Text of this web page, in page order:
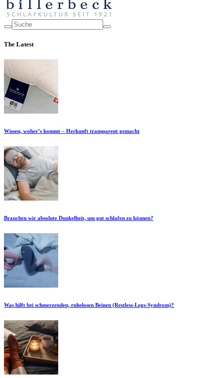
The Latest
Wissen, woher’s kommt – Herkunft transparent gemacht
Brauchen wir absolute Dunkelheit, um gut schlafen zu können?
Was hilft bei schmerzenden, ruhelosen Beinen (Restless-Legs-Syndrom)?